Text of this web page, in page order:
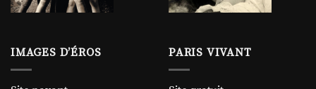
IMAGES D’ÉROS PARIS VIVANT